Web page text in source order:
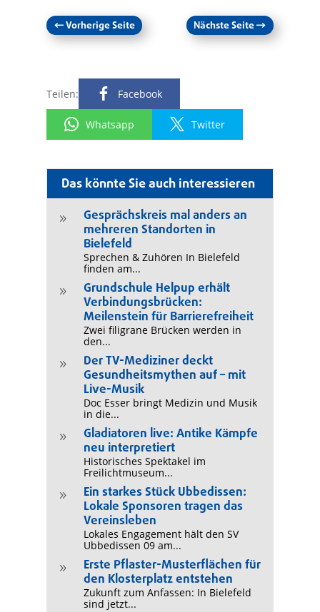
Das könnte Sie auch interessieren
9
Gesprächskreis mal anders an
mehreren Standorten in
Bielefeld
Sprechen & Zuhören In Bielefeld
finden am...
9
Grundschule Helpup erhält
Verbindungsbrücken:
Meilenstein für Barrierefreiheit
Zwei filigrane Brücken werden in
den...
9
Der TV-Mediziner deckt
Gesundheitsmythen auf – mit
Live-Musik
Doc Esser bringt Medizin und Musik
in die...
9
Gladiatoren live: Antike Kämpfe
neu interpretiert
Historisches Spektakel im
Freilichtmuseum...
9
Ein starkes Stück Ubbedissen:
Lokale Sponsoren tragen das
Vereinsleben
Lokales Engagement hält den SV
Ubbedissen 09 am...
9
Erste Pflaster-Musterflächen für
den Klosterplatz entstehen
Zukunft zum Anfassen: In Bielefeld
sind jetzt...
←Vorherige Seite Nächste Seite→
Teilen: Facebook
Whatsapp Twitter